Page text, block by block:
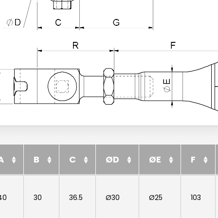
B C ØD ØE F
30 36.5 Ø30 Ø25 103